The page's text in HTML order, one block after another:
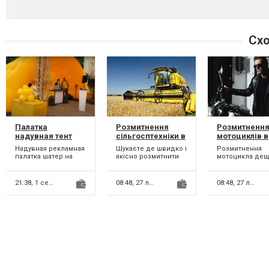
Палатка
надувная тент
для уличного
маркетинга,
возведение 5-15
мин
Надувная рекламная
палатка шатер на
компании Слон
похожа на
мобильную
21:38, 1 серпня
Розмитнення
сільгосптехніки в
Україні
Шукаєте де швидко і
якісно розмитнити
звернулися за
вірною адресою.
Ми маємо вел...
08:48, 27 липня
Розмитнення
мотоциклів в
Україні
Розмитнення
мотоцикла
«розмитнення»
легкового авто
має свої
08:48, 27 липня